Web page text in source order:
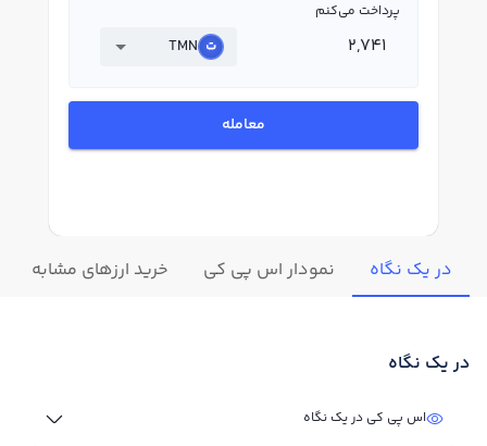
پرداخت می‌کنم
TMN
معامله
در یک نگاه نمودار اس پي کي خرید ارزهای مشابه
در یک نگاه
اس پي کي در یک نگاه